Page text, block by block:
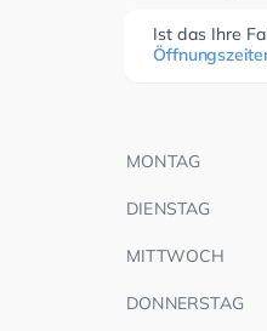
Ist das Ihre
MONTAG
DIENSTAG
MITTWOCH
DONNERSTAG